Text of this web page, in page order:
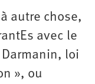
autre chose,
avec le
loi
», ou